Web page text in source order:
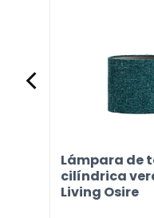
Contáctenos.
Lámpara de
cilíndrica
Living Osire